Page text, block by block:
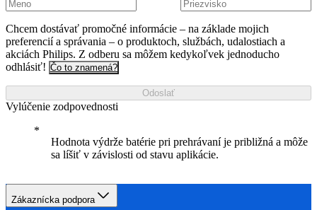
Chcem dostávať promočné informácie – na základe mojich
preferencií a správania – o produktoch, službách, udalostiach a
akciách Philips. Z odberu sa môžem kedykoľvek jednoducho
odhlásiť! Čo to znamená?
Odoslať
Vylúčenie zodpovednosti
Hodnota výdrže batérie pri prehrávaní je približná a môže
sa líšiť v závislosti od stavu aplikácie.
Zákaznícka podpora